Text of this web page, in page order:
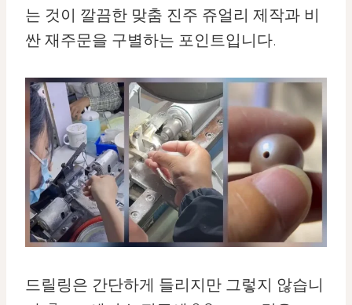
는 것이 깔끔한 맞춤 진주 쥬얼리 제작과 비
싼 재주문을 구별하는 포인트입니다.
드릴링은 간단하게 들리지만 그렇지 않습니